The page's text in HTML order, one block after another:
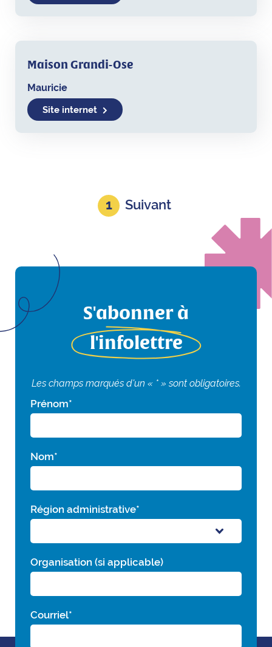
Maison Grandi-Ose
Mauricie
Site internet
1 Suivant
S'abonner à
l'infolettre
Les champs marqués d'un « * » sont obligatoires.
Prénom*
Nom*
Région administrative*
Organisation (si applicable)
Courriel*